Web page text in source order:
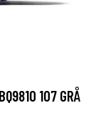
107 GRÅ